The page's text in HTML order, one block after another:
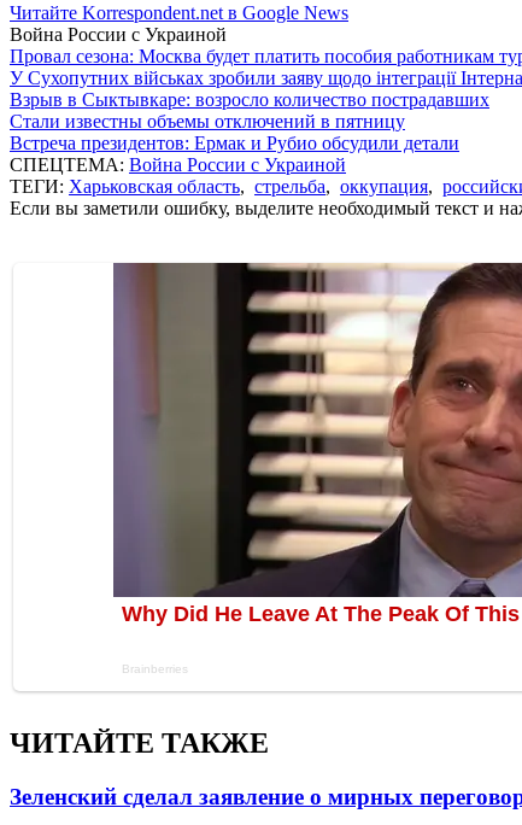
Читайте Korrespondent.net в Google News
Война России с Украиной
Провал сезона: Москва будет платить пособия работникам
У Сухопутних військах зробили заяву щодо інтеграції
Взрыв в Сыктывкаре: возросло количество пострадавших
Стали известны объемы отключений в пятницу
Встреча президентов: Ермак и Рубио обсудили детали
СПЕЦТЕМА: Война России с Украиной
ТЕГИ: Харьковская область, стрельба, оккупация,
Если вы заметили ошибку, выделите необходимый текст и
ЧИТАЙТЕ ТАКЖЕ
Зеленский сделал заявление о мирных